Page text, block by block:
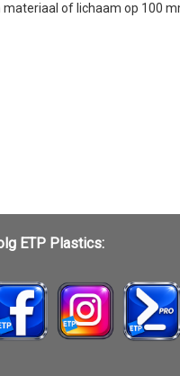
of lichaam op 100
ETP Plastics: